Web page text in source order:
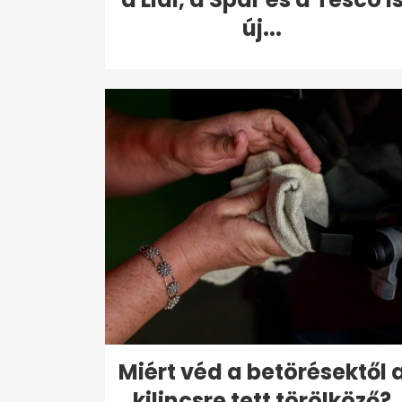
új...
Miért véd a betörésektől